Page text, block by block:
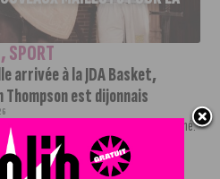
,SPORT
arrivée à la JDA Basket,
Thompson est dijonnais
estival de la JDA n’est pas encore terminé.
recrue vient...